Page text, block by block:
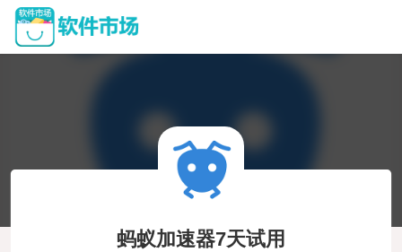
蚂蚁加速器7天试用